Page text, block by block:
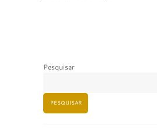
Pesquisar
PESQUISAR